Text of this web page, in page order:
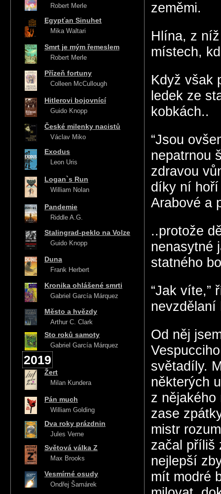
Robert Merle
Egypťan Sinuhet
Mika Waltari
Smrt je mým řemeslem
Robert Merle
Přízeň fortuny
Colleen McCullough
Hitlerovi bojovnící
Guido Knopp
České milenky nacistů
Václav Miko
Exodus
Leon Uris
Logan`s Run
William Nolan
Pandemie
Riddle A.G.
Stalingrad-peklo na Volze
Guido Knopp
Duna
Frank Herbert
Kronika ohlášené smrti
Gabriel García Márquez
Město a hvězdy
Arthur C. Clark
Sto roků samoty
Gabriel García Márquez
2019
Žert
Milan Kundera
Pán much
William Golding
Dva roky prázdnin
Jules Verne
Světová válka Z
Max Brooks
Vesmírné osudy
Ondřej Šamárek
zeměmi.
Hlína, z
místech,
Když však
ledek ze
kobkách..
“Jsou
nepatrnou
zdravou
díky ní hoří
Arabové a
..protože
nenasytné
statného
“Jak víte,”
nevzdělaní
Od něj
světadíly.
některých
z nějakého
zase
mistr
začal příliš
nejlepší
mít modré